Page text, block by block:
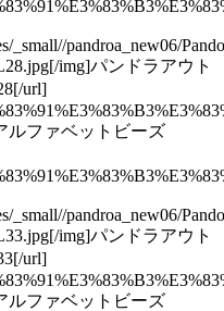
_small//pandroa_new06/
img]パンドラアウト
url]
ルファベットビーズ
_small//pandroa_new06/
img]パンドラアウト
url]
ルファベットビーズ